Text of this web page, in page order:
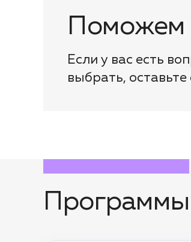
Поможем
Если у вас есть
выбрать,
Программы